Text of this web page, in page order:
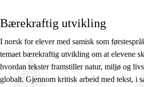
Bærekraftig utvikling
I norsk for elever med samisk som
temaet bærekraftig utvikling om at elevene
hvordan tekster framstiller natur, miljø og
globalt. Gjennom kritisk arbeid med tekst, i